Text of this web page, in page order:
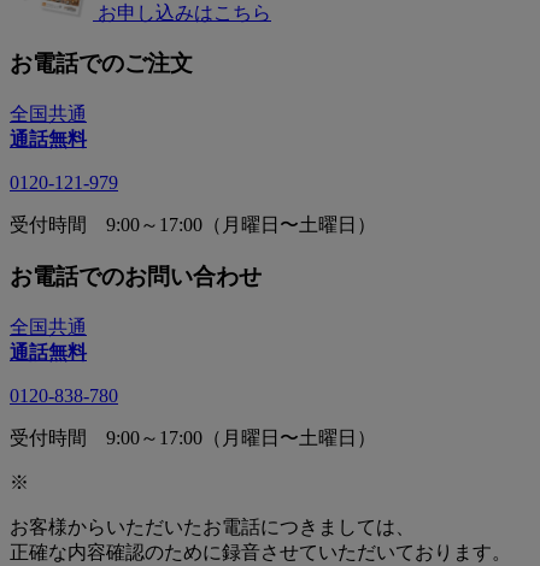
お申し込みはこちら
お電話でのご注文
全国共通
通話無料
0120-121-979
受付時間 9:00～17:00（月曜日〜土曜日）
お電話でのお問い合わせ
全国共通
通話無料
0120-838-780
受付時間 9:00～17:00（月曜日〜土曜日）
※
お客様からいただいたお電話につきましては、
正確な内容確認のために録音させていただいております。